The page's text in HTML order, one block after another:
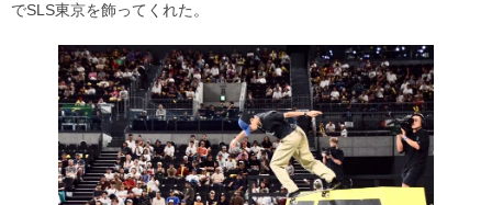
でSLS東京を飾ってくれた。